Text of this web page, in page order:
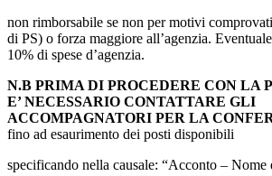
non rimborsabile se non per motivi
di PS) o forza maggiore all’agenzia.
10% di spese d’agenzia.
N.B PRIMA DI PROCEDERE CON LA
E’ NECESSARIO CONTATTARE GLI
ACCOMPAGNATORI PER LA
fino ad esaurimento dei posti disponibili
specificando nella causale: “Acconto – Nome